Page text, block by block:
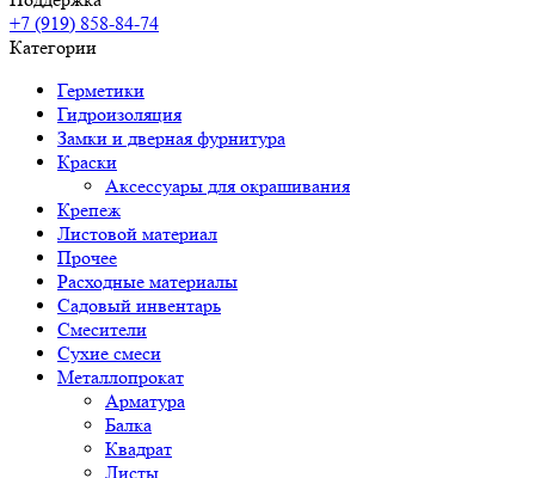
+7 (919) 858-84-74
Категории
Герметики
Гидроизоляция
Замки и дверная фурнитура
Краски
Аксессуары для окрашивания
Крепеж
Листовой материал
Прочее
Расходные материалы
Садовый инвентарь
Смесители
Сухие смеси
Металлопрокат
Арматура
Балка
Квадрат
Листы